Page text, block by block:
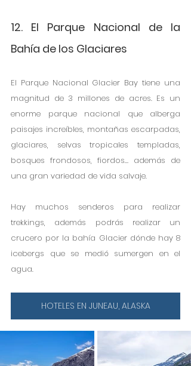
12. El Parque Nacional de la
Bahía de los Glaciares
El Parque Nacional Glacier Bay tiene una
magnitud de 3 millones de acres. Es un
enorme parque nacional que alberga
paisajes increíbles, montañas escarpadas,
glaciares, selvas tropicales templadas,
bosques frondosos, fiordos… además de
una gran variedad de vida salvaje.
Hay muchos senderos para realizar
trekkings, además podrás realizar un
crucero por la bahía Glacier dónde hay 8
icebergs que se medió sumergen en el
agua.
HOTELES EN JUNEAU, ALASKA